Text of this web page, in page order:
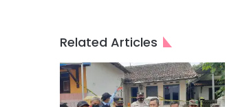
Related Articles